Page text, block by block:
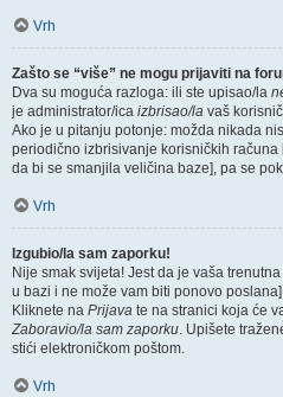
Vrh
Zašto se “više” ne mogu prijaviti na
Dva su moguća razloga: ili ste upisao/la
je administrator/ica izbrisao/la vaš
Ako je u pitanju potonje: možda nikada
periodično izbrisivanje korisničkih
da bi se smanjila veličina baze], pa se
Vrh
Izgubio/la sam zaporku!
Nije smak svijeta! Jest da je vaša
u bazi i ne može vam biti ponovo
Kliknete na Prijava te na stranici koja će
Zaboravio/la sam zaporku. Upišete
stići elektroničkom poštom.
Vrh